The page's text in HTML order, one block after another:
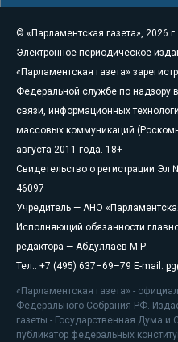
© «Парламентская газета», 2026 г.
Электронное периодическое
«Парламентская газета»
Федеральной службе по надзору
связи, информационных
массовых коммуникаций
августа 2011 года. 18+
Свидетельство о регистрации
46097
Учредитель — АНО
Исполняющий обязанности
редактора — Абдуллаев М.Р.
Тел.: +7 (495) 637–69–79 E-mail:
«Парламентская газета» -
Федерального Собрания РФ.
газеты - Государственная Дума
публикатор федеральных